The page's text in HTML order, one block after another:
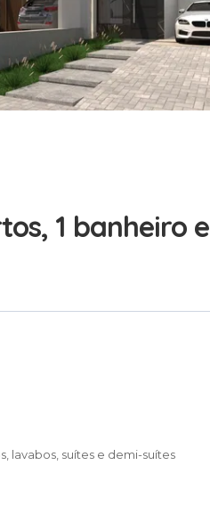
1 banheiro e
lavabos, suítes e demi-suítes